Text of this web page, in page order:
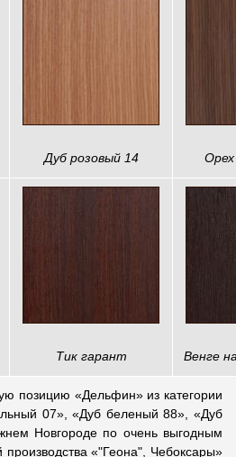
Дуб розовый 14 Орех
Тик гарант Венге
позицию «Дельфин» из категории
07», «Дуб беленый 88», «Дуб
Новгороде по очень выгодным
«"Геона", Чебоксары»